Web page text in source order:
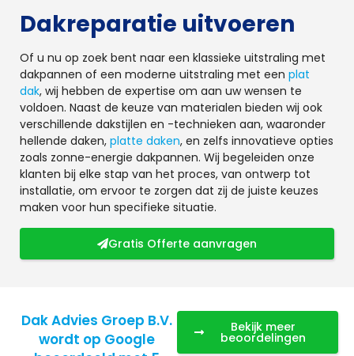
Dakreparatie uitvoeren
Of u nu op zoek bent naar een klassieke uitstraling met
dakpannen of een moderne uitstraling met een plat
dak, wij hebben de expertise om aan uw wensen te
voldoen. Naast de keuze van materialen bieden wij ook
verschillende dakstijlen en -technieken aan, waaronder
hellende daken, platte daken, en zelfs innovatieve opties
zoals zonne-energie dakpannen. Wij begeleiden onze
klanten bij elke stap van het proces, van ontwerp tot
installatie, om ervoor te zorgen dat zij de juiste keuzes
maken voor hun specifieke situatie.
Gratis Offerte aanvragen
Dak Advies Groep B.V.
wordt op Google
Bekijk meer
beoordelingen